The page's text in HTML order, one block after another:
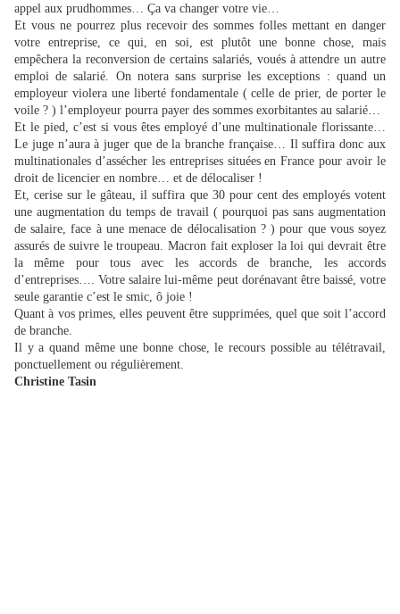
appel aux prudhommes… Ça va changer votre vie…
Et vous ne pourrez plus recevoir des sommes folles mettant en danger
votre entreprise, ce qui, en soi, est plutôt une bonne chose, mais
empêchera la reconversion de certains salariés, voués à attendre un autre
emploi de salarié. On notera sans surprise les exceptions : quand un
employeur violera une liberté fondamentale ( celle de prier, de porter le
voile ? ) l’employeur pourra payer des sommes exorbitantes au salarié…
Et le pied, c’est si vous êtes employé d’une multinationale florissante…
Le juge n’aura à juger que de la branche française… Il suffira donc aux
multinationales d’assécher les entreprises situées en France pour avoir le
droit de licencier en nombre… et de délocaliser !
Et, cerise sur le gâteau, il suffira que 30 pour cent des employés votent
une augmentation du temps de travail ( pourquoi pas sans augmentation
de salaire, face à une menace de délocalisation ? ) pour que vous soyez
assurés de suivre le troupeau. Macron fait exploser la loi qui devrait être
la même pour tous avec les accords de branche, les accords
d’entreprises…. Votre salaire lui-même peut dorénavant être baissé, votre
seule garantie c’est le smic, ô joie !
Quant à vos primes, elles peuvent être supprimées, quel que soit l’accord
de branche.
Il y a quand même une bonne chose, le recours possible au télétravail,
ponctuellement ou régulièrement.
Christine Tasin